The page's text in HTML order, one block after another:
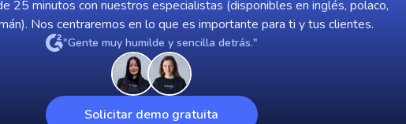
25 minutos con nuestros especialistas (disponibles en inglés, polaco,
Nos centraremos en lo que es importante para ti y tus clientes.
"Gente muy humilde y sencilla detrás."
Solicitar demo gratuita